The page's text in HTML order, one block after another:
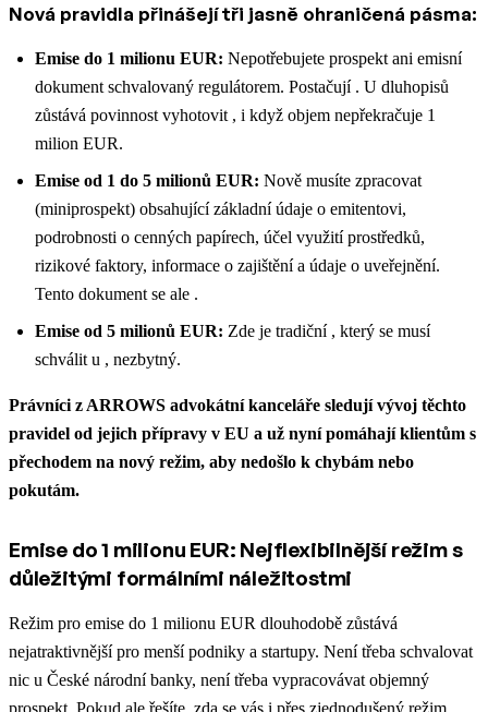
Nová pravidla přinášejí tři jasně ohraničená pásma:
Emise do 1 milionu EUR: Nepotřebujete prospekt ani emisní
dokument schvalovaný regulátorem. Postačují . U dluhopisů
zůstává povinnost vyhotovit , i když objem nepřekračuje 1
milion EUR.
Emise od 1 do 5 milionů EUR: Nově musíte zpracovat
(miniprospekt) obsahující základní údaje o emitentovi,
podrobnosti o cenných papírech, účel využití prostředků,
rizikové faktory, informace o zajištění a údaje o uveřejnění.
Tento dokument se ale .
Emise od 5 milionů EUR: Zde je tradiční , který se musí
schválit u , nezbytný.
Právníci z ARROWS advokátní kanceláře sledují vývoj těchto
pravidel od jejich přípravy v EU a už nyní pomáhají klientům s
přechodem na nový režim, aby nedošlo k chybám nebo
pokutám.
Emise do 1 milionu EUR: Nejflexibilnější režim s
důležitými formálními náležitostmi
Režim pro emise do 1 milionu EUR dlouhodobě zůstává
nejatraktivnější pro menší podniky a startupy. Není třeba schvalovat
nic u České národní banky, není třeba vypracovávat objemný
prospekt. Pokud ale řešíte, zda se vás i přes zjednodušený režim